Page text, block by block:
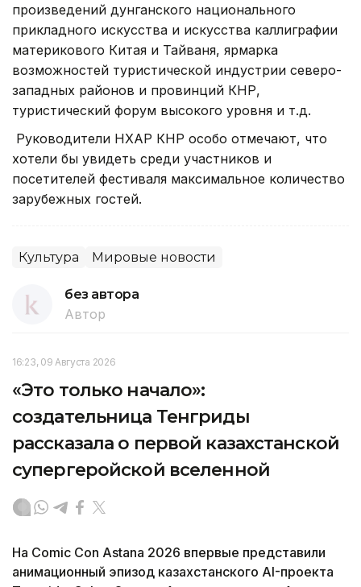
произведений дунганского национального
прикладного искусства и искусства каллиграфии
материкового Китая и Тайваня, ярмарка
возможностей туристической индустрии северо-
западных районов и провинций КНР,
туристический форум высокого уровня и т.д.
Руководители НХАР КНР особо отмечают, что
хотели бы увидеть среди участников и
посетителей фестиваля максимальное количество
зарубежных гостей.
Культура Мировые новости
без автора
Автор
16:23, 09 Августа 2026
«Это только начало»:
создательница Тенгриды
рассказала о первой казахстанской
супергеройской вселенной
На Comic Con Astana 2026 впервые представили
анимационный эпизод казахстанского AI-проекта